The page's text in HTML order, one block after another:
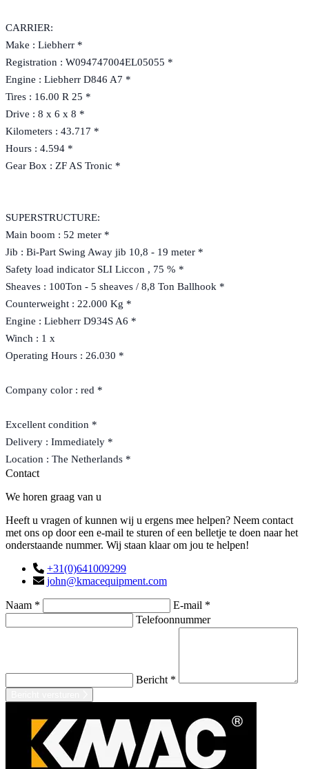
CARRIER:
Make : Liebherr *
Registration : W094747004EL05055 *
Engine : Liebherr D846 A7 *
Tires : 16.00 R 25 *
Drive : 8 x 6 x 8 *
Kilometers : 43.717 *
Hours : 4.594 *
Gear Box : ZF AS Tronic *
SUPERSTRUCTURE:
Main boom : 52 meter *
Jib : Bi-Part Swing Away jib 10,8 - 19 meter *
Safety load indicator SLI Liccon , 75 % *
Sheaves : 100Ton - 5 sheaves / 8,8 Ton Ballhook *
Counterweight : 22.000 Kg *
Engine : Liebherr D934S A6 *
Winch : 1 x
Operating Hours : 26.030 *
Company color : red *
Excellent condition *
Delivery : Immediately *
Location : The Netherlands *
Contact
We horen graag van u
Heeft u vragen of kunnen wij u ergens mee helpen? Neem contact
met ons op door een e-mail te sturen of een belletje te doen naar het
onderstaande nummer. Wij staan klaar om jou te helpen!
+31(0)641009299
john@kmacequipment.com
Naam *
E-mail *
Telefoonnummer
Bericht *